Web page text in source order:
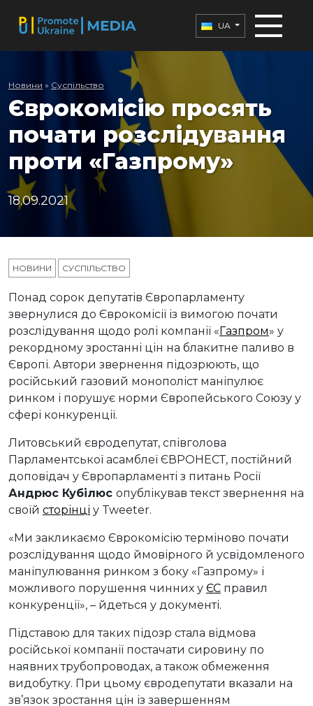
UA
Новини » Суспільство
Єврокомісію просять
почати розслідування
проти «Газпрому»
18.09.2021
НОВИНИ СУСПІЛЬСТВО
Понад сорок депутатів Європарламенту
звернулися до Єврокомісії із вимогою почати
розслідування щодо ролі компанії « Газпром» у
рекордному зростанні цін на блакитне паливо в
Європі. Автори звернення підозрюють, що
російський газовий монополіст маніпулює
ринком і порушує норми Європейського Союзу у
сфері конкуренції.
Литовський євродепутат, співголова
Парламентської асамблеї ЄВРОНЕСТ, постійний
доповідач у Європарламенті з питань Росії
Андрюс Кубілюс опублікував текст звернення на
своїй сторінці у Tweeter.
«Ми закликаємо Єврокомісію терміново почати
розслідування щодо ймовірного й усвідомленого
маніпулювання ринком з боку «Газпрому» і
можливого порушення чинних у ЄС правил
конкуренції», – йдеться у документі.
Підставою для таких підозр стала відмова
російської компанії постачати сировину по
наявних трубопроводах, а також обмеження
видобутку. При цьому євродепутати вказали на
зв’язок зростання цін із завершенням